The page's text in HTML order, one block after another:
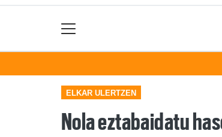
ELKAR ULERTZEN
Nola eztabaidatu